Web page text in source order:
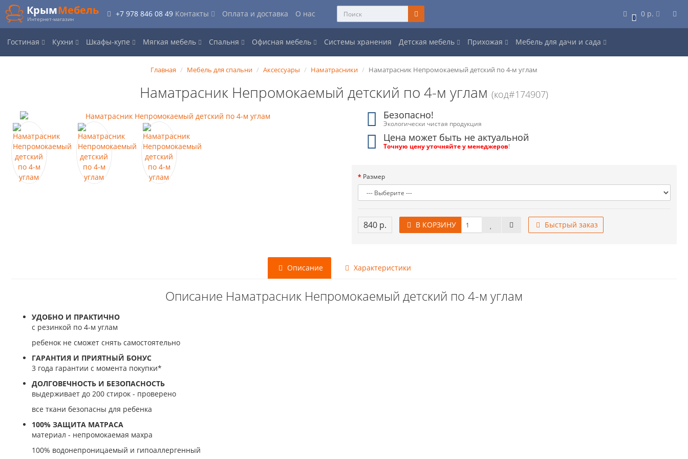
КрымМебель
Интернет-магазин
+7 978 846 08 49 Контакты Оплата и доставка О нас 0 0 р.
Гостиная Кухни Шкафы-купе Мягкая мебель Спальня Офисная мебель Системы хранения Детская мебель Прихожая Мебель для дачи и сада
Главная Мебель для спальни Аксессуары Наматрасники Наматрасник Непромокаемый детский по 4-м углам
Наматрасник Непромокаемый детский по 4-м углам (код#174907)
Безопасно!
Экологически чистая продукция
Цена может быть не актуальной
Точную цену уточняйте у менеджеров!
Размер
840 р. В КОРЗИНУ Быстрый заказ
Описание Характеристики
Описание Наматрасник Непромокаемый детский по 4-м углам
УДОБНО И ПРАКТИЧНО
с резинкой по 4-м углам
ребенок не сможет снять самостоятельно
ГАРАНТИЯ И ПРИЯТНЫЙ БОНУС
3 года гарантии с момента покупки*
ДОЛГОВЕЧНОСТЬ И БЕЗОПАСНОСТЬ
выдерживает до 200 стирок - проверено
все ткани безопасны для ребенка
100% ЗАЩИТА МАТРАСА
материал - непромокаемая махра
100% водонепроницаемый и гипоаллергенный